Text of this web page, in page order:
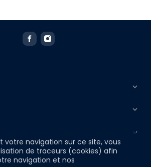
votre navigation sur ce site, vous
de traceurs (cookies) afin
navigation et nos


